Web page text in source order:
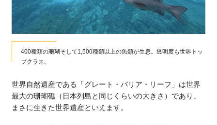
400種類の珊瑚そして1,500種類以上の魚類が生息。透明度も世界トッ
プクラス。
世界自然遺産である「グレート・バリア・リーフ」は世界
最大の珊瑚礁（日本列島と同じくらいの大きさ）であり、
まさに生きた世界遺産といえます。